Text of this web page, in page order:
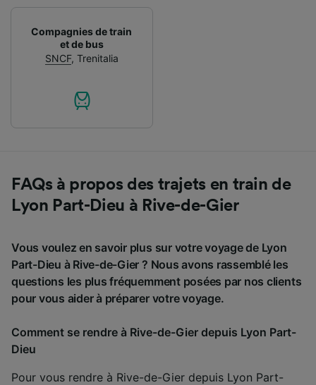
Compagnies de train
et de bus
SNCF, Trenitalia
FAQs à propos des trajets en train de
Lyon Part-Dieu à Rive-de-Gier
Vous voulez en savoir plus sur votre voyage de Lyon
Part-Dieu à Rive-de-Gier ? Nous avons rassemblé les
questions les plus fréquemment posées par nos clients
pour vous aider à préparer votre voyage.
Comment se rendre à Rive-de-Gier depuis Lyon Part-
Dieu
Pour vous rendre à Rive-de-Gier depuis Lyon Part-